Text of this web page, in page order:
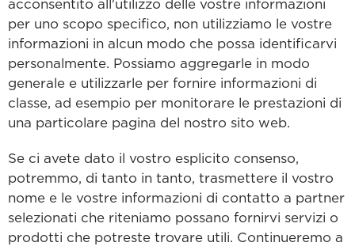
acconsentito all'utilizzo delle vostre informazioni
per uno scopo specifico, non utilizziamo le vostre
informazioni in alcun modo che possa identificarvi
personalmente. Possiamo aggregarle in modo
generale e utilizzarle per fornire informazioni di
classe, ad esempio per monitorare le prestazioni di
una particolare pagina del nostro sito web.
Se ci avete dato il vostro esplicito consenso,
potremmo, di tanto in tanto, trasmettere il vostro
nome e le vostre informazioni di contatto a partner
selezionati che riteniamo possano fornirvi servizi o
prodotti che potreste trovare utili. Continueremo a